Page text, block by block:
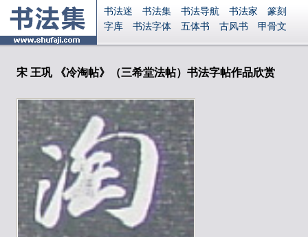
书法迷 书法集 书法导航 书法家
篆刻
字库
书法字体 五体书 古风书
甲骨文
集字
字形 大字 篆刻之家 字源
国学
起名
识字 英语 印章
字体下载
免费字体
Ai矢量
P图宝 南无阿弥陀佛
安全网站
显广告
宋 王巩 《冷淘帖》（三希堂法帖）书法字帖作品欣赏